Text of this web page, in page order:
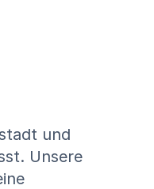
und
Unsere